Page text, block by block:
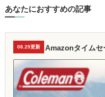
あなたにおすすめの記事
08.29更新 Amazonタイムセ